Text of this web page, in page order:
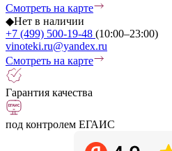
Смотреть на карте
◆Нет в наличии
+7 (499) 500-19-48 (10:00–23:00)
vinoteki.ru@yandex.ru
Смотреть на карте
Гарантия качества
под контролем ЕГАИС